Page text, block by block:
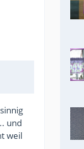
und
weil